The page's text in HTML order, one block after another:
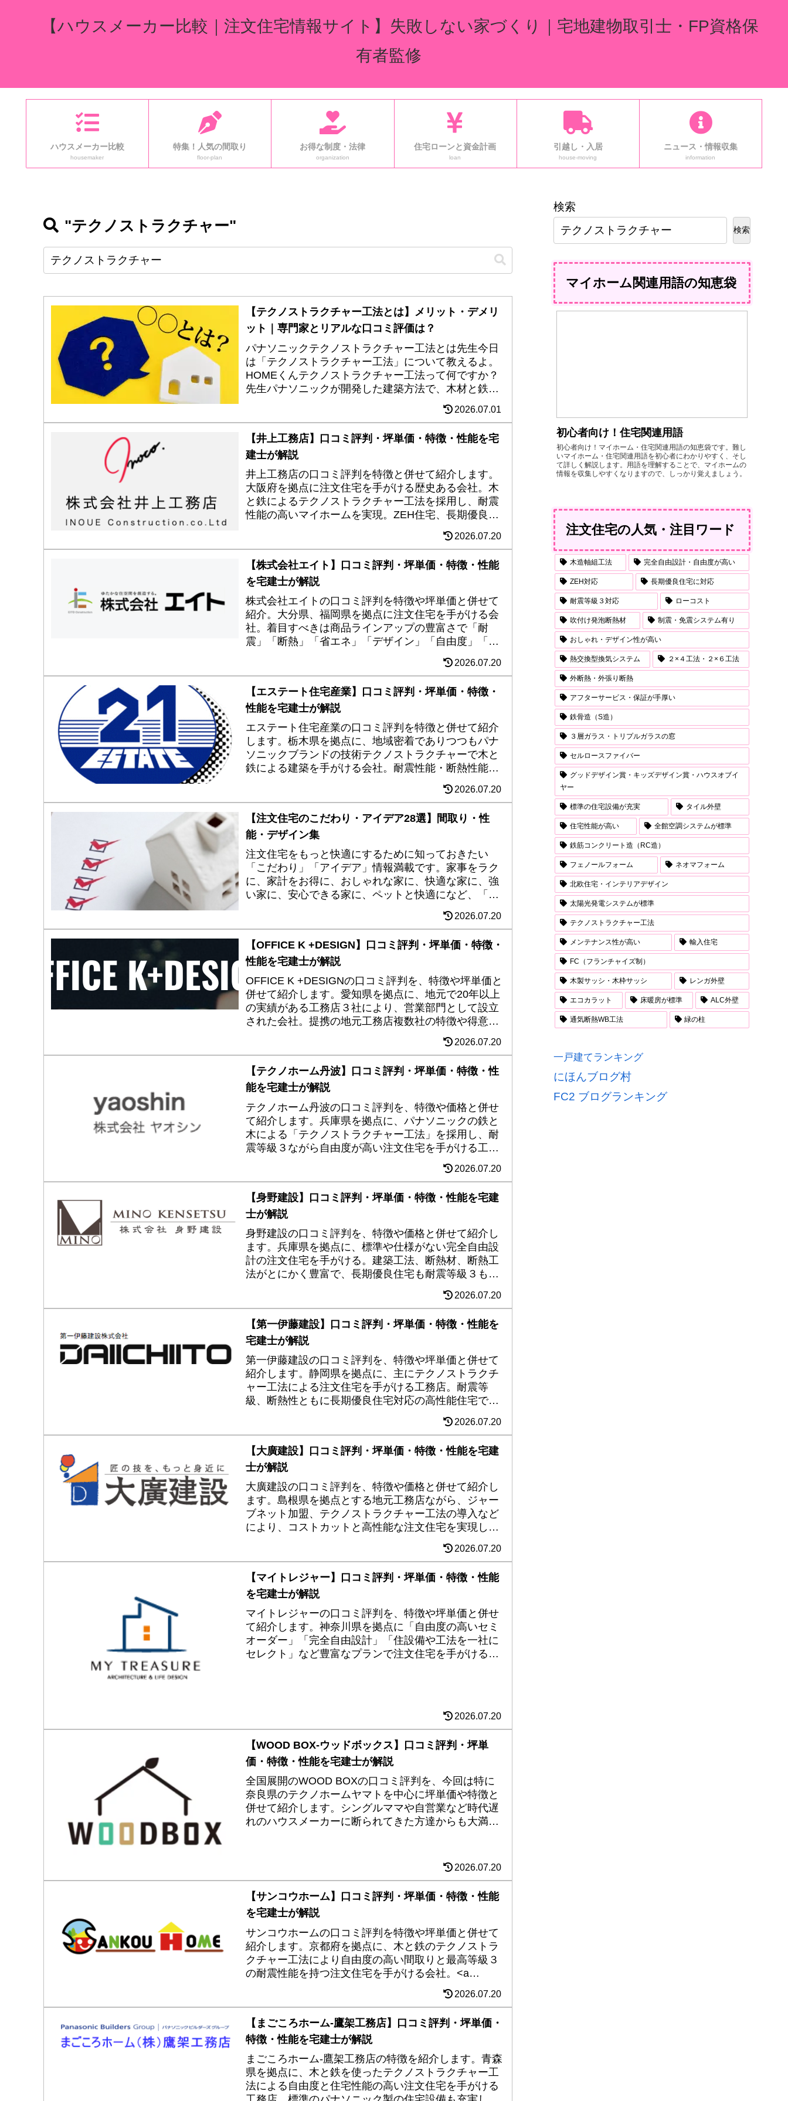
【ハウスメーカー比較｜注文住宅情報サイト】失敗しない家づくり｜宅地建物取引士・FP資格保
有者監修
ハウスメーカー比較
housemaker
特集！人気の間取り
floor-plan
お得な制度・法律
organization
住宅ローンと資金計画
loan
引越し・入居
house-moving
ニュース・情報収集
information
"テクノストラクチャー"
【テクノストラクチャー工法とは】メリット・デメリ
ット｜専門家とリアルな口コミ評価は？
パナソニックテクノストラクチャー工法とは先生今日
は「テクノストラクチャー工法」について教えるよ。
HOMEくんテクノストラクチャー工法って何ですか？
先生パナソニックが開発した建築方法で、木材と鉄の
複合梁「テクノビーム」を使用して、地震や災害に...
2026.07.01
【井上工務店】口コミ評判・坪単価・特徴・性能を宅
建士が解説
井上工務店の口コミ評判を特徴と併せて紹介します。
大阪府を拠点に注文住宅を手がける歴史ある会社。木
と鉄によるテクノストラクチャー工法を採用し、耐震
性能の高いマイホームを実現。ZEH住宅、長期優良住
宅にも対応し、総合的な住宅性能にも安心感あり。施
工実例のデザイン性の高さも要チェック。
2026.07.20
【株式会社エイト】口コミ評判・坪単価・特徴・性能
を宅建士が解説
株式会社エイトの口コミ評判を特徴や坪単価と併せて
紹介。大分県、福岡県を拠点に注文住宅を手がける会
社。着目すべきは商品ラインアップの豊富さで「耐
震」「断熱」「省エネ」「デザイン」「自由度」「全
館空調」「ZEH」「ローコスト」など施主の要望は基
本的に叶うが、その選択にはかなり勉強も必要。知識
2026.07.20
【エステート住宅産業】口コミ評判・坪単価・特徴・
性能を宅建士が解説
エステート住宅産業の口コミ評判を特徴と併せて紹介
します。栃木県を拠点に、地域密着でありつつもパナ
ソニックブランドの技術テクノストラクチャーで木と
鉄による建築を手がける会社。耐震性能・断熱性能と
2026.07.20
【注文住宅のこだわり・アイデア28選】間取り・性
能・デザイン集
注文住宅をもっと快適にするために知っておきたい
「こだわり」「アイデア」情報満載です。家事をラク
に、家計をお得に、おしゃれな家に、快適な家に、強
い家に、安心できる家に、ペットと快適になど、「世
2026.07.20
【OFFICE K +DESIGN】口コミ評判・坪単価・特徴・
性能を宅建士が解説
OFFICE K +DESIGNの口コミ評判を、特徴や坪単価と
併せて紹介します。愛知県を拠点に、地元で20年以上
の実績がある工務店３社により、営業部門として設立
された会社。提携の地元工務店複数社の特徴や得意分
野から、自分の要望に合ったプランを提案。断熱性能
や価格帯の選択も明確なのが嬉しいポイント。2026.07.20
【テクノホーム丹波】口コミ評判・坪単価・特徴・性
能を宅建士が解説
テクノホーム丹波の口コミ評判を、特徴や価格と併せ
て紹介します。兵庫県を拠点に、パナソニックの鉄と
木による「テクノストラクチャー工法」を採用し、耐
震等級３ながら自由度が高い注文住宅を手がける工務
店。硬質ウレタン断熱材による省エネ性も加え、長期
2026.07.20
【身野建設】口コミ評判・坪単価・特徴・性能を宅建
士が解説
身野建設の口コミ評判を、特徴や価格と併せて紹介し
ます。兵庫県を拠点に、標準や仕様がない完全自由設
計の注文住宅を手がける。建築工法、断熱材、断熱工
法がとにかく豊富で、長期優良住宅も耐震等級３も可
能。これぞまさしくな自由設計。こだわりの強い施主
が集まるからか、建築実例のデザイン性も○。2026.07.20
【第一伊藤建設】口コミ評判・坪単価・特徴・性能を
宅建士が解説
第一伊藤建設の口コミ評判を、特徴や坪単価と併せて
紹介します。静岡県を拠点に、主にテクノストラクチ
ャー工法による注文住宅を手がける工務店。耐震等
級、断熱性ともに長期優良住宅対応の高性能住宅で、
圧倒的な施工実績を持つ。地元で80年以上の会社なら
2026.07.20
【大廣建設】口コミ評判・坪単価・特徴・性能を宅建
士が解説
大廣建設の口コミ評判を、特徴や価格と併せて紹介し
ます。島根県を拠点とする地元工務店ながら、ジャー
ブネット加盟、テクノストラクチャー工法の導入など
により、コストカットと高性能な注文住宅を実現し、
円〜の規格住宅など、施主の要望を幅広くカバーする
2026.07.20
【マイトレジャー】口コミ評判・坪単価・特徴・性能
を宅建士が解説
マイトレジャーの口コミ評判を、特徴や坪単価と併せ
て紹介します。神奈川県を拠点に「自由度の高いセミ
オーダー」「完全自由設計」「住設備や工法を一社に
セレクト」など豊富なプランで注文住宅を手がける。
2026.07.20
【WOOD BOX-ウッドボックス】口コミ評判・坪単
価・特徴・性能を宅建士が解説
全国展開のWOOD BOXの口コミ評判を、今回は特に
奈良県のテクノホームヤマトを中心に坪単価や特徴と
併せて紹介します。シングルママや自営業など時代遅
れのハウスメーカーに断られてきた方達からも大満足
2026.07.20
【サンコウホーム】口コミ評判・坪単価・特徴・性能
を宅建士が解説
サンコウホームの口コミ評判を特徴や坪単価と併せて
紹介します。京都府を拠点に、木と鉄のテクノストラ
クチャー工法により自由度の高い間取りと最高等級３
の耐震性能を持つ注文住宅を手がける会社。<a
i=A0000010&m=5c8b306d5c4c1">リフォーム</a>
i=A0000010&m=5c8b306d5c4c1" width="1" height="1"
/>事業にも定評があり、アフターでの長い付き合いに
も安心感がある。
2026.07.20
【まごころホーム-鷹架工務店】口コミ評判・坪単価・
特徴・性能を宅建士が解説
まごころホーム-鷹架工務店の特徴を紹介します。青森
県を拠点に、木と鉄を使ったテクノストラクチャー工
法による自由度と住宅性能の高い注文住宅を手がける
検索
検索
マイホーム関連用語の知恵袋
初心者向け！住宅関連用語
初心者向け！マイホーム・住宅関連用語の知恵袋です。難し
いマイホーム・住宅関連用語を初心者にわかりやすく、そし
て詳しく解説します。用語を理解することで、マイホームの
情報を収集しやすくなりますので、しっかり覚えましょう。
注文住宅の人気・注目ワード
木造軸組工法 完全自由設計・自由度が高い
ZEH対応 長期優良住宅に対応
耐震等級３対応 ローコスト
吹付け発泡断熱材 制震・免震システム有り
おしゃれ・デザイン性が高い
熱交換型換気システム ２×４工法・２×６工法
外断熱・外張り断熱
アフターサービス・保証が手厚い
鉄骨造（S造）
３層ガラス・トリプルガラスの窓
セルロースファイバー
グッドデザイン賞・キッズデザイン賞・ハウスオブイ
ヤー
標準の住宅設備が充実 タイル外壁
住宅性能が高い 全館空調システムが標準
鉄筋コンクリート造（RC造）
フェノールフォーム ネオマフォーム
北欧住宅・インテリアデザイン
太陽光発電システムが標準
テクノストラクチャー工法
メンテナンス性が高い 輸入住宅
FC（フランチャイズ制）
木製サッシ・木枠サッシ レンガ外壁
エコカラット 床暖房が標準 ALC外壁
通気断熱WB工法 緑の柱
一戸建てランキング
にほんブログ村
FC2 ブログランキング